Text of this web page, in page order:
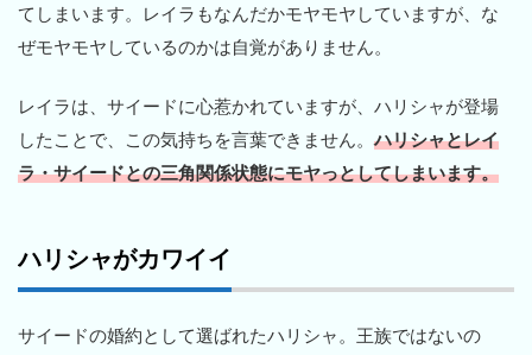
てしまいます。レイラもなんだかモヤモヤしていますが、な
ぜモヤモヤしているのかは自覚がありません。
レイラは、サイードに心惹かれていますが、ハリシャが登場
したことで、この気持ちを言葉できません。ハリシャとレイ
ラ・サイードとの三角関係状態にモヤっとしてしまいます。
ハリシャがカワイイ
サイードの婚約として選ばれたハリシャ。王族ではないの